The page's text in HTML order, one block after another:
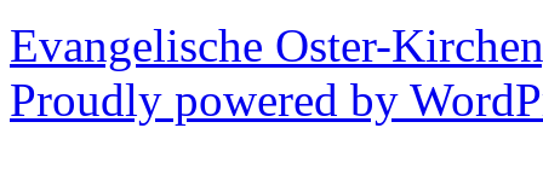
Evangelische Oster-
Proudly powered by